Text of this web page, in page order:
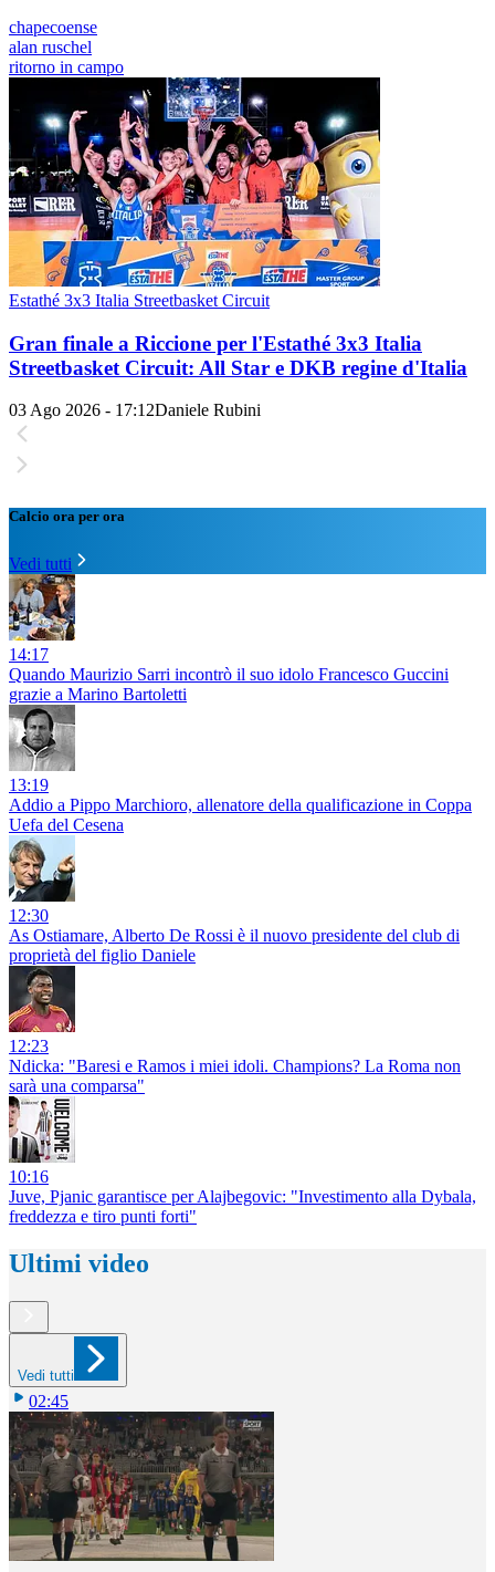
chapecoense
alan ruschel
ritorno in campo
Estathé 3x3 Italia Streetbasket Circuit
Gran finale a Riccione per l'Estathé 3x3 Italia
Streetbasket Circuit: All Star e DKB regine d'Italia
03 Ago 2026 - 17:12Daniele Rubini
Calcio ora per ora
Vedi tutti
14:17
Quando Maurizio Sarri incontrò il suo idolo Francesco Guccini
grazie a Marino Bartoletti
13:19
Addio a Pippo Marchioro, allenatore della qualificazione in Coppa
Uefa del Cesena
12:30
As Ostiamare, Alberto De Rossi è il nuovo presidente del club di
proprietà del figlio Daniele
12:23
Ndicka: "Baresi e Ramos i miei idoli. Champions? La Roma non
sarà una comparsa"
10:16
Juve, Pjanic garantisce per Alajbegovic: "Investimento alla Dybala,
freddezza e tiro punti forti"
Ultimi video
Vedi tutti
02:45